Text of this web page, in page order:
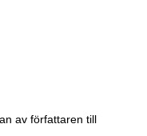
av författaren till